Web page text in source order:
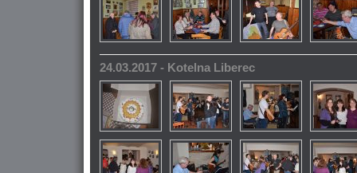
24.03.2017 - Kotelna Liberec